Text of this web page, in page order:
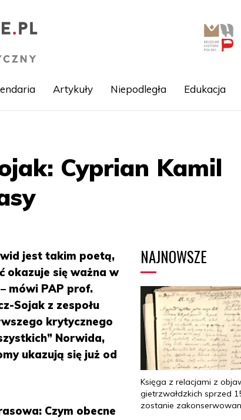
Artykuły Niepodległa Edukacja
Cyprian Kamil
jest takim poetą,
okazuje się ważna w
mówi PAP prof.
Sojak z zespołu
krytycznego
Norwida,
ukazują się już od
Czym obecne
NAJNOWSZE
Księga z relacjami z
gietrzwałdzkich sprzed
zostanie